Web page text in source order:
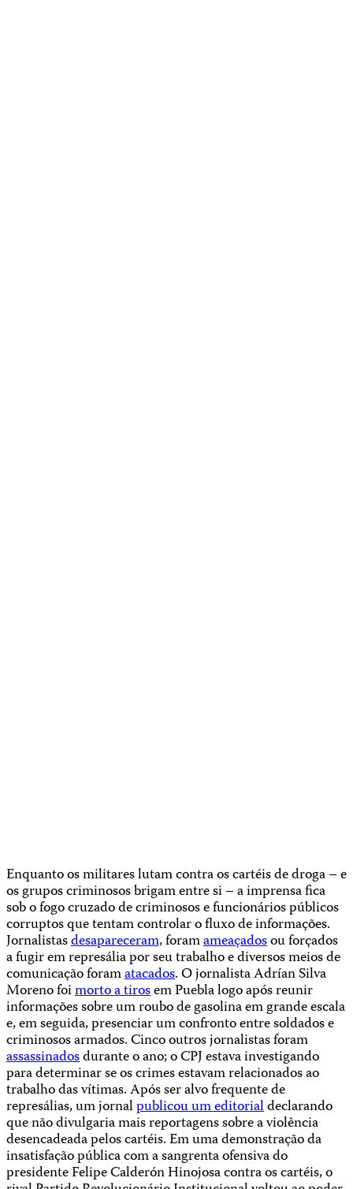
Enquanto os militares lutam contra os cartéis de droga – e
os grupos criminosos brigam entre si – a imprensa fica
sob o fogo cruzado de criminosos e funcionários públicos
corruptos que tentam controlar o fluxo de informações.
Jornalistasdesapareceram,foramameaçadosou forçados
a fugir em represália por seu trabalho e diversos meios de
comunicação foramatacados. O jornalista Adrían Silva
Moreno foimorto a tirosem Puebla logo após reunir
informações sobre um roubo de gasolina em grande escala
e, em seguida, presenciar um confronto entre soldados e
criminosos armados. Cinco outros jornalistas foram
assassinadosdurante o ano; o CPJ estava investigando
para determinar se os crimes estavam relacionados ao
trabalho das vítimas. Após ser alvo frequente de
represálias, um jornalpublicou um editorialdeclarando
que não divulgaria mais reportagens sobre a violência
desencadeada pelos cartéis. Em uma demonstração da
insatisfação pública com a sangrenta ofensiva do
presidente Felipe Calderón Hinojosa contra os cartéis, o